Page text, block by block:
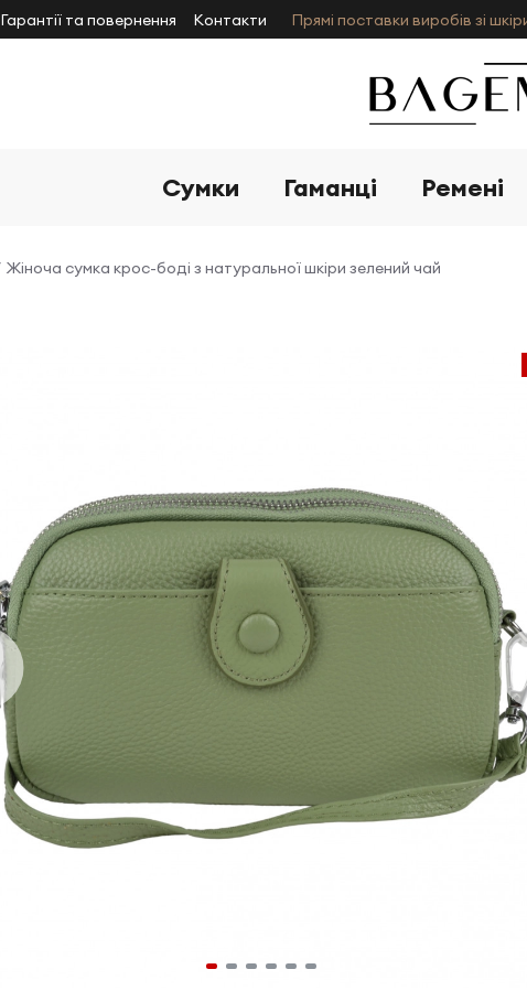
Гарантії та повернення Контакти Прямі поставки виробів зі
Сумки Гаманці Ремені
Жіноча сумка крос-боді з натуральної шкіри зелений чай